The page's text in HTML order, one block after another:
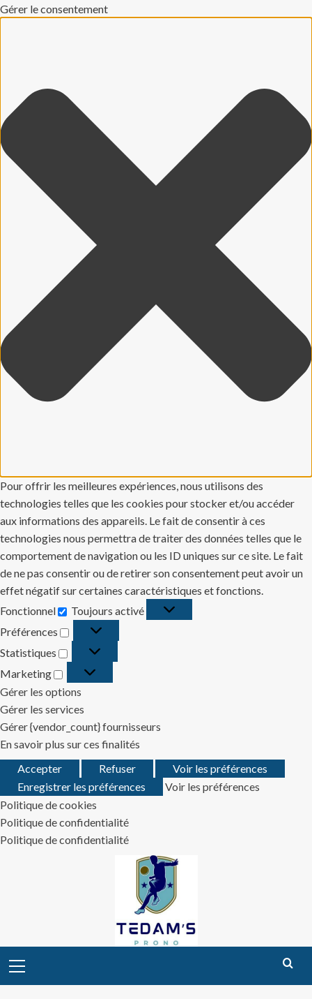
Gérer le consentement
Pour offrir les meilleures expériences, nous utilisons des
technologies telles que les cookies pour stocker et/ou accéder
aux informations des appareils. Le fait de consentir à ces
technologies nous permettra de traiter des données telles que le
comportement de navigation ou les ID uniques sur ce site. Le fait
de ne pas consentir ou de retirer son consentement peut avoir un
effet négatif sur certaines caractéristiques et fonctions.
Fonctionnel
Fonctionnel
Toujours activé
Préférences
Préférences
Statistiques
Statistiques
Marketing
Marketing
Gérer les options
Gérer les services
Gérer {vendor_count} fournisseurs
En savoir plus sur ces finalités
Accepter
Refuser
Voir les préférences
Enregistrer les préférences
Voir les préférences
Politique de cookies
Politique de confidentialité
Politique de confidentialité
Menu